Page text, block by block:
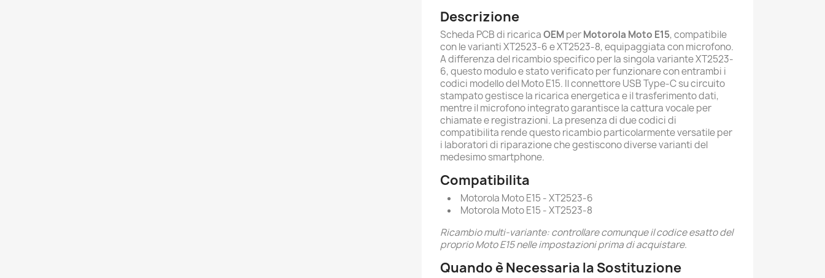
Descrizione
Scheda PCB di ricaricaOEMperMotorola Moto E15, compatibile
con le varianti XT2523-6 e XT2523-8, equipaggiata con microfono.
A differenza del ricambio specifico per la singola variante XT2523-
6, questo modulo e stato verificato per funzionare con entrambi i
codici modello del Moto E15. Il connettore USB Type-C su circuito
stampato gestisce la ricarica energetica e il trasferimento dati,
mentre il microfono integrato garantisce la cattura vocale per
chiamate e registrazioni. La presenza di due codici di
compatibilita rende questo ricambio particolarmente versatile per
i laboratori di riparazione che gestiscono diverse varianti del
medesimo smartphone.
Compatibilita
Motorola Moto E15 - XT2523-6
Motorola Moto E15 - XT2523-8
Ricambio multi-variante: controllare comunque il codice esatto del
proprio Moto E15 nelle impostazioni prima di acquistare.
Quando è Necessaria la Sostituzione